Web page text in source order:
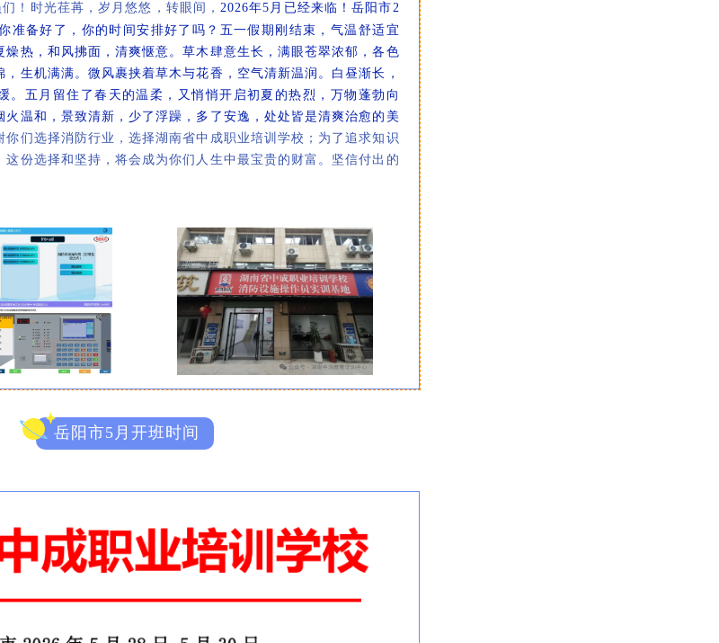
！时光荏苒，岁月悠悠，转眼间，2026年5月已经来临！岳阳市2
准备好了，你的时间安排好了吗？五一假期刚结束，气温舒适宜
燥热，和风拂面，清爽惬意。草木肆意生长，满眼苍翠浓郁，各色
生机满满。微风裹挟着草木与花香，空气清新温润。白昼渐长，
。五月留住了春天的温柔，又悄悄开启初夏的热烈，万物蓬勃向
火温和，景致清新，少了浮躁，多了安逸，处处皆是清爽治愈的美
你们选择消防行业，选择湖南省中成职业培训学校 ；为了追求知识
这份选择和坚持，将会成为你们人生中最宝贵的财富。坚信付出的
岳阳市5月开班时间